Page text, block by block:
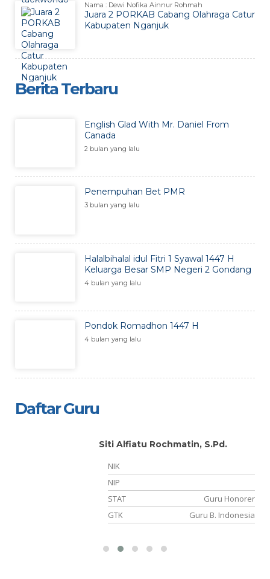
Nama : Dewi Nofika Ainnur Rohmah
Juara 2 PORKAB Cabang Olahraga Catur
Kabupaten Nganjuk
Berita Terbaru
English Glad With Mr. Daniel From
Canada
2 bulan yang lalu
Penempuhan Bet PMR
3 bulan yang lalu
Halalbihalal idul Fitri 1 Syawal 1447 H
Keluarga Besar SMP Negeri 2 Gondang
4 bulan yang lalu
Pondok Romadhon 1447 H
4 bulan yang lalu
Daftar Guru
Makruf Ephendi, S.Pd.i
NIK
NIP
STAT
PPPK
GTK
Guru Agama